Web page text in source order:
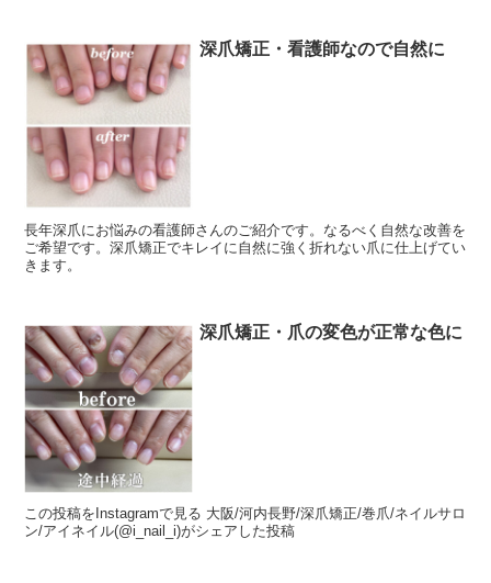
深爪矯正・看護師なので自然に
長年深爪にお悩みの看護師さんのご紹介です。なるべく自然な改善を
ご希望です。深爪矯正でキレイに自然に強く折れない爪に仕上げてい
きます。
深爪矯正・爪の変色が正常な色に
この投稿をInstagramで見る 大阪/河内長野/深爪矯正/巻爪/ネイルサロ
ン/アイネイル(@i_nail_i)がシェアした投稿